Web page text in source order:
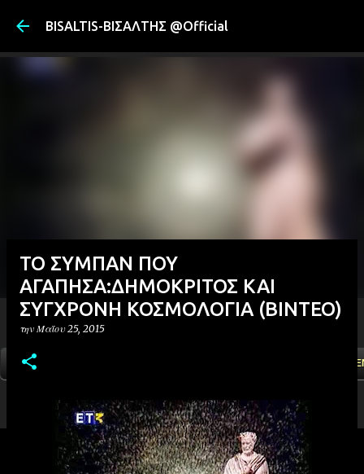
BISALTIS-ΒΙΣΑΛΤΗΣ @Official
ΑΡΧΙΚΗ
ΤΟ ΣΥΜΠΑΝ ΠΟΥ
ΑΓΑΠΗΣΑ:ΔΗΜΟΚΡΙΤΟΣ ΚΑΙ
ΣΥΓΧΡΟΝΗ ΚΟΣΜΟΛΟΓΙΑ (ΒΙΝΤΕΟ)
την Μαΐου 25, 2015